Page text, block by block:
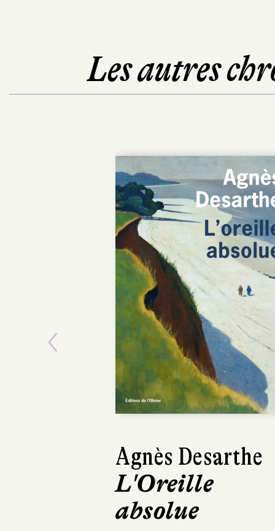
Les autres
Sarah Chiche
Aimer
Julliard
Previous